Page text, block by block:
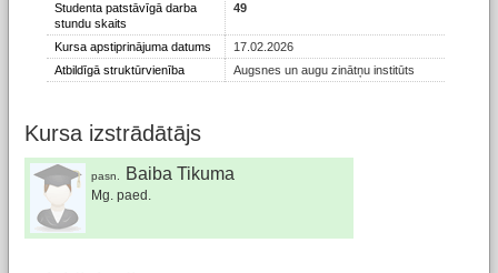
Studenta patstāvīgā darba
stundu skaits
49
Kursa apstiprinājuma datums
17.02.2026
Atbildīgā struktūrvienība
Augsnes un augu zinātņu institūts
Kursa izstrādātājs
pasn. Baiba Tikuma
Mg. paed.